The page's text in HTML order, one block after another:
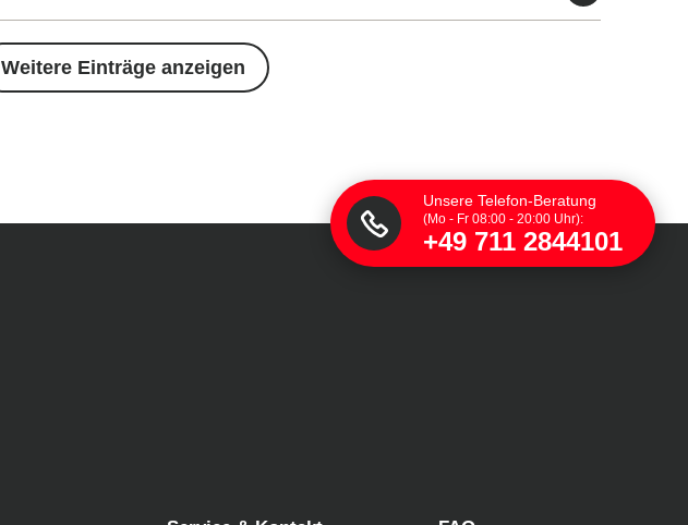
Weitere Einträge anzeigen
Unsere Telefon-Beratung
(Mo - Fr 08:00 - 20:00 Uhr):
+49 711 2844101